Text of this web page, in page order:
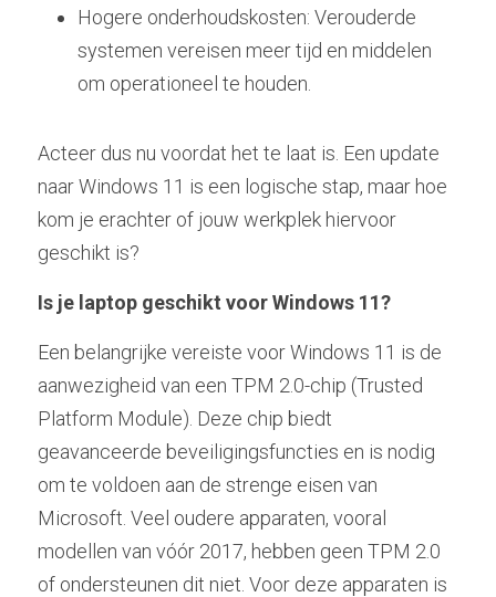
Hogere onderhoudskosten: Verouderde
systemen vereisen meer tijd en middelen
om operationeel te houden.
Acteer dus nu voordat het te laat is. Een update
naar Windows 11 is een logische stap, maar hoe
kom je erachter of jouw werkplek hiervoor
geschikt is?
Is je laptop geschikt voor Windows 11?
Een belangrijke vereiste voor Windows 11 is de
aanwezigheid van een TPM 2.0-chip (Trusted
Platform Module). Deze chip biedt
geavanceerde beveiligingsfuncties en is nodig
om te voldoen aan de strenge eisen van
Microsoft. Veel oudere apparaten, vooral
modellen van vóór 2017, hebben geen TPM 2.0
of ondersteunen dit niet. Voor deze apparaten is